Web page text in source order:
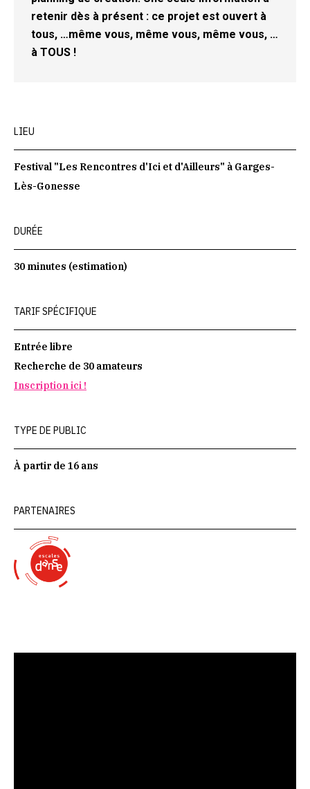
retenir dès à présent : ce projet est ouvert à
tous, …même vous, même vous, même vous, …
à TOUS !
LIEU
Festival "Les Rencontres d'Ici et d'Ailleurs" à Garges-
Lès-Gonesse
DURÉE
30 minutes (estimation)
TARIF SPÉCIFIQUE
Entrée libre
Recherche de 30 amateurs
Inscription ici !
TYPE DE PUBLIC
À partir de 16 ans
PARTENAIRES